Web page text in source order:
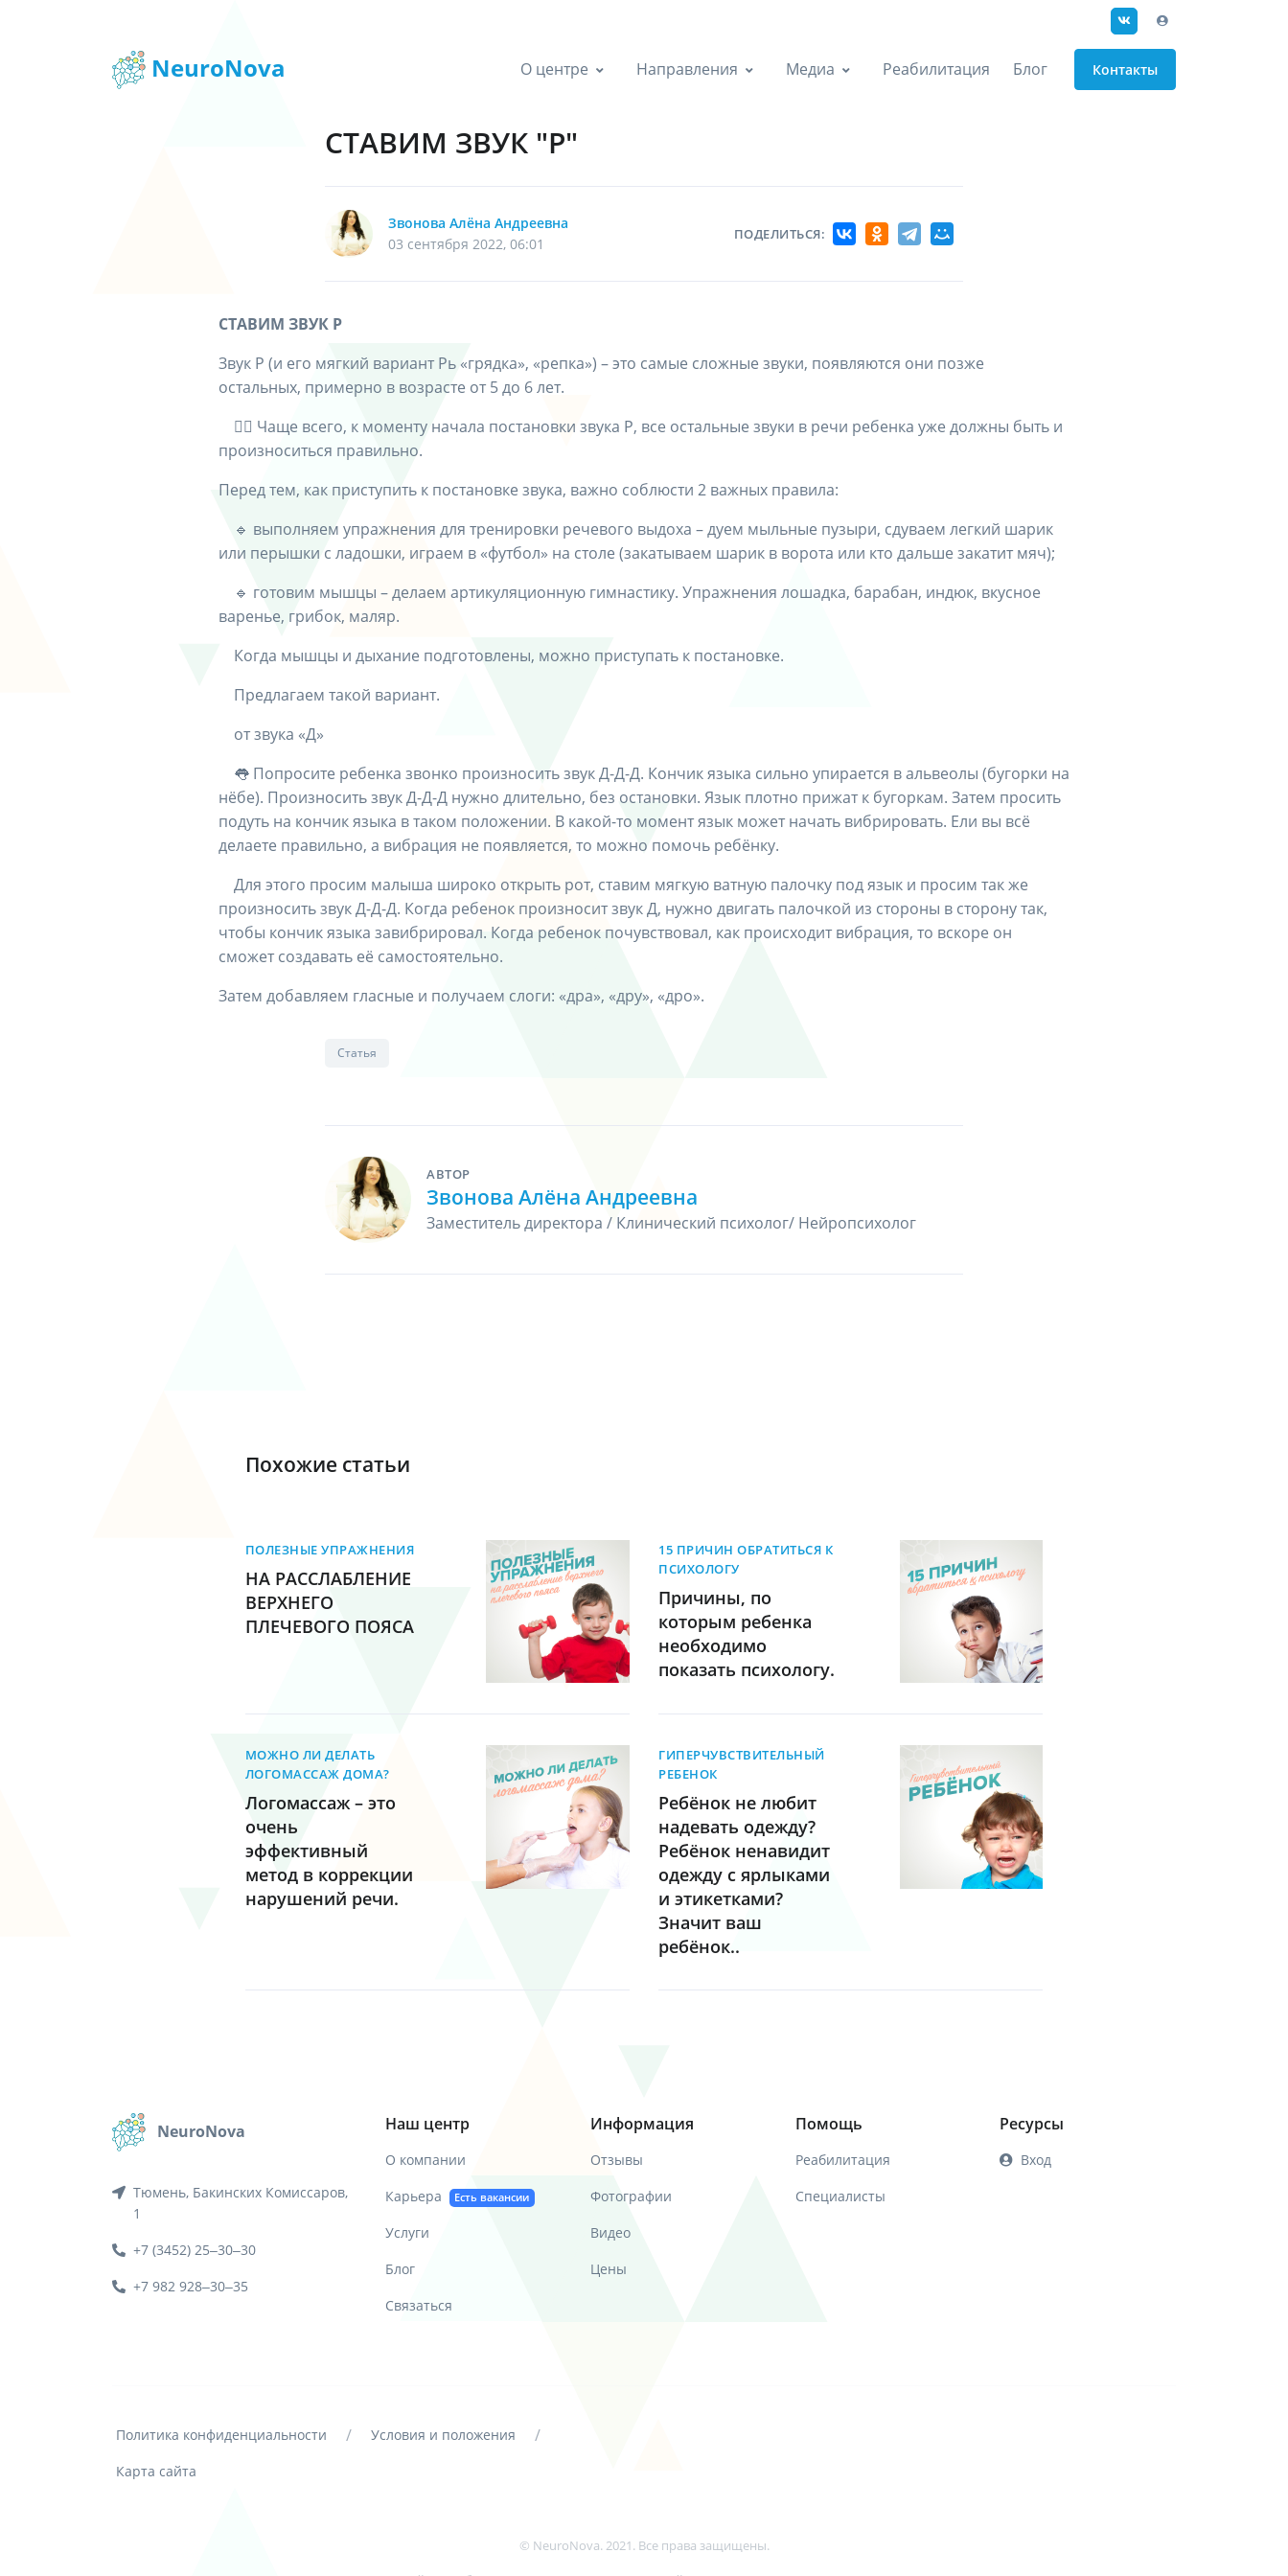
NeuroNova О центре Направления Медиа Реабилитация Блог Контакты
СТАВИМ ЗВУК "Р"
Звонова Алёна Андреевна
03 сентября 2022, 06:01
ПОДЕЛИТЬСЯ:
СТАВИМ ЗВУК Р
Звук Р (и его мягкий вариант Рь «грядка», «репка») – это самые сложные звуки, появляются они позже
остальных, примерно в возрасте от 5 до 6 лет.
⠀ 👩‍⚕️ Чаще всего, к моменту начала постановки звука Р, все остальные звуки в речи ребенка уже должны быть и
произноситься правильно.
Перед тем, как приступить к постановке звука, важно соблюсти 2 важных правила:
⠀ 🔹 выполняем упражнения для тренировки речевого выдоха – дуем мыльные пузыри, сдуваем легкий шарик
или перышки с ладошки, играем в «футбол» на столе (закатываем шарик в ворота или кто дальше закатит мяч);
⠀ 🔹 готовим мышцы – делаем артикуляционную гимнастику. Упражнения лошадка, барабан, индюк, вкусное
варенье, грибок, маляр.
⠀ Когда мышцы и дыхание подготовлены, можно приступать к постановке.
⠀ Предлагаем такой вариант.
⠀ от звука «Д»
⠀ 👅 Попросите ребенка звонко произносить звук Д-Д-Д. Кончик языка сильно упирается в альвеолы (бугорки на
нёбе). Произносить звук Д-Д-Д нужно длительно, без остановки. Язык плотно прижат к бугоркам. Затем просить
подуть на кончик языка в таком положении. В какой-то момент язык может начать вибрировать. Ели вы всё
делаете правильно, а вибрация не появляется, то можно помочь ребёнку.
⠀ Для этого просим малыша широко открыть рот, ставим мягкую ватную палочку под язык и просим так же
произносить звук Д-Д-Д. Когда ребенок произносит звук Д, нужно двигать палочкой из стороны в сторону так,
чтобы кончик языка завибрировал. Когда ребенок почувствовал, как происходит вибрация, то вскоре он
сможет создавать её самостоятельно.
Затем добавляем гласные и получаем слоги: «дра», «дру», «дро».
Статья
АВТОР
Звонова Алёна Андреевна
Заместитель директора / Клинический психолог/ Нейропсихолог
Похожие статьи
ПОЛЕЗНЫЕ УПРАЖНЕНИЯ
НА РАССЛАБЛЕНИЕ
ВЕРХНЕГО
ПЛЕЧЕВОГО ПОЯСА
15 ПРИЧИН ОБРАТИТЬСЯ К
ПСИХОЛОГУ
Причины, по
которым ребенка
необходимо
показать психологу.
МОЖНО ЛИ ДЕЛАТЬ
ЛОГОМАССАЖ ДОМА?
Логомассаж – это
очень
эффективный
метод в коррекции
нарушений речи.
ГИПЕРЧУВСТВИТЕЛЬНЫЙ
РЕБЕНОК
Ребёнок не любит
надевать одежду?⁣⁣
Ребёнок ненавидит
одежду с ярлыками
и этикетками?⁣⁣
Значит ваш
ребёнок..
NeuroNova
Тюмень, Бакинских Комиссаров,
1
+7 (3452) 25‒30‒30
+7 982 928‒30‒35
Наш центр
О компании
Карьера
Есть вакансии
Услуги
Блог
Связаться
Информация
Отзывы
Фотографии
Видео
Цены
Помощь
Реабилитация
Специалисты
Ресурсы
Вход
Политика конфиденциальности / Условия и положения /
Карта сайта
© NeuroNova. 2021. Все права защищены.